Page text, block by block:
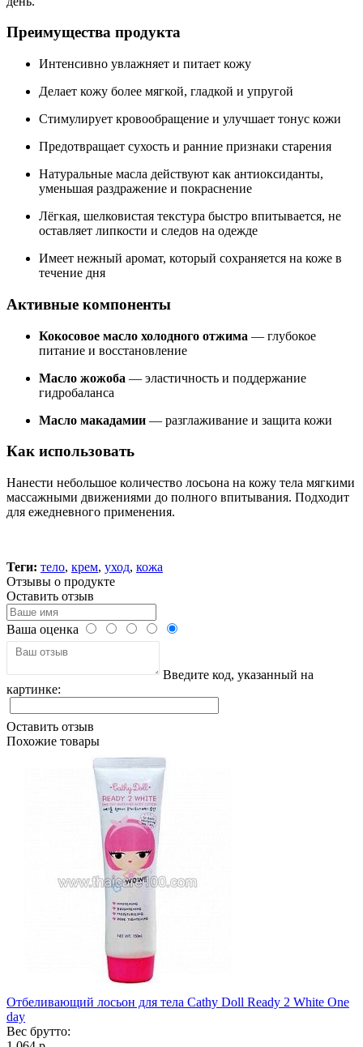
Преимущества продукта
Интенсивно увлажняет и питает кожу
Делает кожу более мягкой, гладкой и упругой
Стимулирует кровообращение и улучшает тонус кожи
Предотвращает сухость и ранние признаки старения
Натуральные масла действуют как антиоксиданты,
уменьшая раздражение и покраснение
Лёгкая, шелковистая текстура быстро впитывается, не
оставляет липкости и следов на одежде
Имеет нежный аромат, который сохраняется на коже в
течение дня
Активные компоненты
Кокосовое масло холодного отжима — глубокое
питание и восстановление
Масло жожоба — эластичность и поддержание
гидробаланса
Масло макадамии — разглаживание и защита кожи
Как использовать
Нанести небольшое количество лосьона на кожу тела мягкими
массажными движениями до полного впитывания. Подходит
для ежедневного применения.
Теги: тело, крем, уход, кожа
Отзывы о продукте
Оставить отзыв
Ваша оценка
Введите код, указанный на
картинке:
Оставить отзыв
Похожие товары
Отбеливающий лосьон для тела Cathy Doll Ready 2 White One
day
Вес брутто: